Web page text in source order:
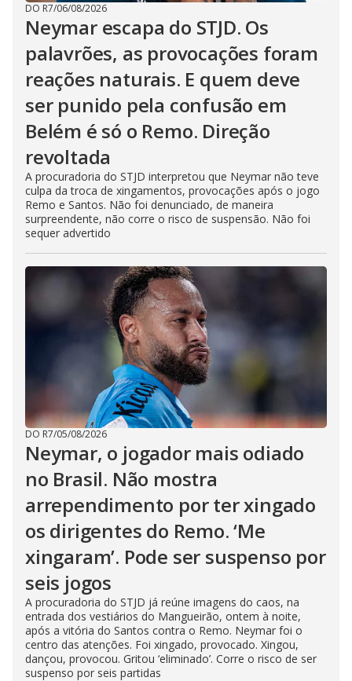
DO R7/06/08/2026
Neymar escapa do STJD. Os
palavrões, as provocações foram
reações naturais. E quem deve
ser punido pela confusão em
Belém é só o Remo. Direção
revoltada
A procuradoria do STJD interpretou que Neymar não teve
culpa da troca de xingamentos, provocações após o jogo
Remo e Santos. Não foi denunciado, de maneira
surpreendente, não corre o risco de suspensão. Não foi
sequer advertido
DO R7/05/08/2026
Neymar, o jogador mais odiado
no Brasil. Não mostra
arrependimento por ter xingado
os dirigentes do Remo. ‘Me
xingaram’. Pode ser suspenso por
seis jogos
A procuradoria do STJD já reúne imagens do caos, na
entrada dos vestiários do Mangueirão, ontem à noite,
após a vitória do Santos contra o Remo. Neymar foi o
centro das atenções. Foi xingado, provocado. Xingou,
dançou, provocou. Gritou ‘eliminado’. Corre o risco de ser
suspenso por seis partidas